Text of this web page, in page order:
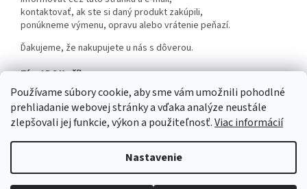
Používame súbory cookie, aby sme vám umožnili pohodlné
prehliadanie webovej stránky a vďaka analýze neustále
zlepšovali jej funkcie, výkon a použiteľnosť.Viac informácií
Nastavenie
kontaktovať, ak ste si daný produkt zakúpili,
ponúkneme výmenu, opravu alebo vrátenie peňazí.
Ďakujeme, že nakupujete u nás s dôverou.
Tím ABC Kočíky
www.abckociky.sk
Vytvoril Shoptet